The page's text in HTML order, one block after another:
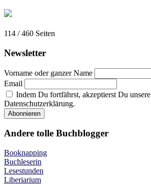
114 / 460 Seiten
Newsletter
Vorname oder ganzer Name
Email
Indem Du fortfährst, akzeptierst Du unsere
Datenschutzerklärung.
Andere tolle Buchblogger
Booknapping
Buchleserin
Lesestunden
Liberiarium